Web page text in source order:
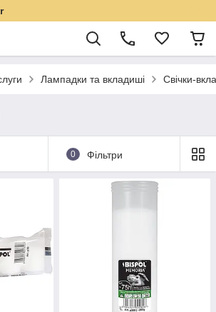
Лампадки та вкладиші Свічки-
0 Фільтри